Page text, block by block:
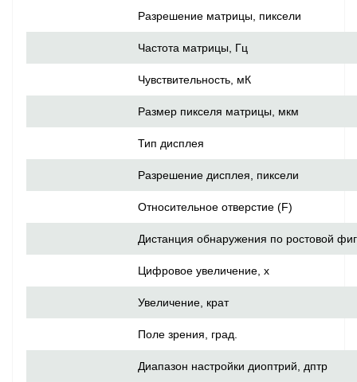
Разрешение матрицы, пиксели
Частота матрицы, Гц
Чувствительность, мК
Размер пикселя матрицы, мкм
Тип дисплея
Разрешение дисплея, пиксели
Относительное отверстие (F)
Дистанция обнаружения по ростовой
Цифровое увеличение, х
Увеличение, крат
Поле зрения, град.
Диапазон настройки диоптрий, дптр